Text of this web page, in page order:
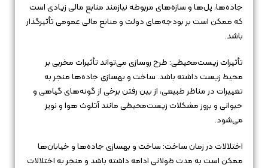
جاده‌ها، پل‌ها و سازه‌های مربوطه نیازمند منابع مالی زیادی است
که ممکن است بر بودجه‌های دولت و منابع مالی عمومی تأثیرگذار
باشد.
تأثیرات زیست‌محیطی: طرح روسازی می‌تواند تأثیرات مخربی بر
محیط زیست داشته باشد. ساخت و بهسازی جاده‌ها منجر به
تغییرات در مناظر طبیعی، از بین رفتن برخی از گونه‌های گیاهی و
حیوانی و بروز مشکلات زیست‌محیطی مانند آتلوث هوا و نویز
می‌شود.
اختلالات در زمان ساخت: ساخت و بهسازی جاده‌ها و خیابان‌ها
ممکن است به مدت طولانی ادامه داشته باشد و منجر به اختلالات